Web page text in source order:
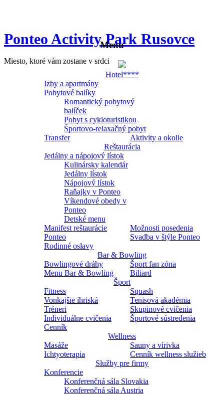
Ponteo Activity Park Rusovce
Miesto, ktoré vám zostane v srdci
Menu
Hotel****
Izby a apartmány
Pobytové balíky
Romantický pobytový
balíček
Pobyt s cykloturistikou
Športovo-relaxačný pobyt
Transfer
Aktivity a okolie
Reštaurácia
Jedálny a nápojový lístok
Kulinársky kalendár
Jedálny lístok
Nápojový lístok
Raňajky v Ponteo
Víkendové obedy v
Ponteo
Detské menu
Manifest reštaurácie
Ponteo
Možnosti posedenia
Svadba v štýle Ponteo
Rodinné oslavy
Bar & Bowling
Bowlingové dráhy
Šport fan zóna
Menu Bar & Bowling
Biliard
Šport
Fitness
Squash
Vonkajšie ihriská
Tenisová akadémia
Tréneri
Skupinové cvičenia
Individuálne cvičenia
Športové sústredenia
Cenník
Wellness
Masáže
Sauny a vírivka
Ichtyoterapia
Cenník wellness služieb
Služby pre firmy
Konferencie
Konferenčná sála Slovakia
Konferenčná sála Austria